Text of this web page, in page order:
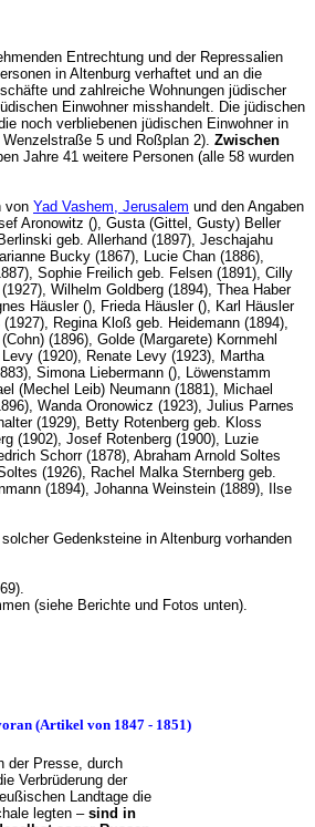
Entrechtung und der Repressalien
in Altenburg verhaftet und an die
und zahlreiche Wohnungen jüdischer
Einwohner misshandelt. Die jüdischen
noch verbliebenen jüdischen Einwohner in
5 und Roßplan 2). Zwischen
Jahre 41 weitere Personen (alle 58 wurden
von Yad Vashem, Jerusalem und den Angaben
Aronowitz (), Gusta (Gittel, Gusty) Beller
geb. Allerhand (1897), Jeschajahu
Bucky (1867), Lucie Chan (1886),
Sophie Freilich geb. Felsen (1891), Cilly
Wilhelm Goldberg (1894), Thea Haber
Häusler (), Frieda Häusler (), Karl Häusler
Regina Kloß geb. Heidemann (1894),
(1896), Golde (Margarete) Kornmehl
(1920), Renate Levy (1923), Martha
Simona Liebermann (), Löwenstamm
(Mechel Leib) Neumann (1881), Michael
Wanda Oronowicz (1923), Julius Parnes
(1929), Betty Rotenberg geb. Kloss
(1902), Josef Rotenberg (1900), Luzie
Schorr (1878), Abraham Arnold Soltes
(1926), Rachel Malka Sternberg geb.
(1894), Johanna Weinstein (1889), Ilse
Gedenksteine in Altenburg vorhanden
(siehe Berichte und Fotos unten).
(Artikel von 1847 - 1851)
der Presse, durch
Verbrüderung der
Landtage die
legten – sind in